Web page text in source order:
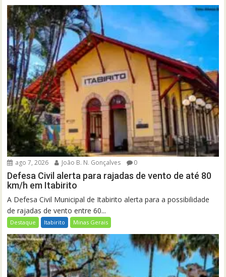
ago 7, 2026 João B. N. Gonçalves 0
Defesa Civil alerta para rajadas de vento de até 80
km/h em Itabirito
A Defesa Civil Municipal de Itabirito alerta para a possibilidade
de rajadas de vento entre 60...
Destaque Itabirito Minas Gerais